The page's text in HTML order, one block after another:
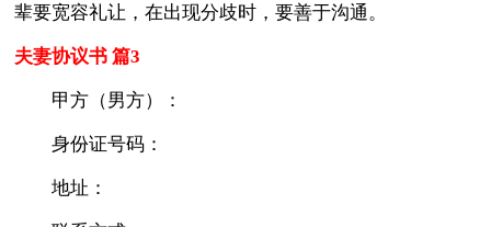
辈要宽容礼让，在出现分歧时，要善于沟通。
夫妻协议书 篇3
甲方（男方）：
身份证号码：
地址：